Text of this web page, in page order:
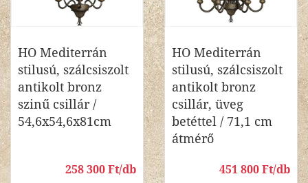
HO Mediterrán
stilusú, szálcsiszolt
antikolt bronz
szinű csillár /
54,6x54,6x81cm
258 300 Ft/db
HO Mediterrán
stilusú, szálcsiszolt
antikolt bronz
csillár, üveg
betéttel / 71,1 cm
átmérő
451 800 Ft/db